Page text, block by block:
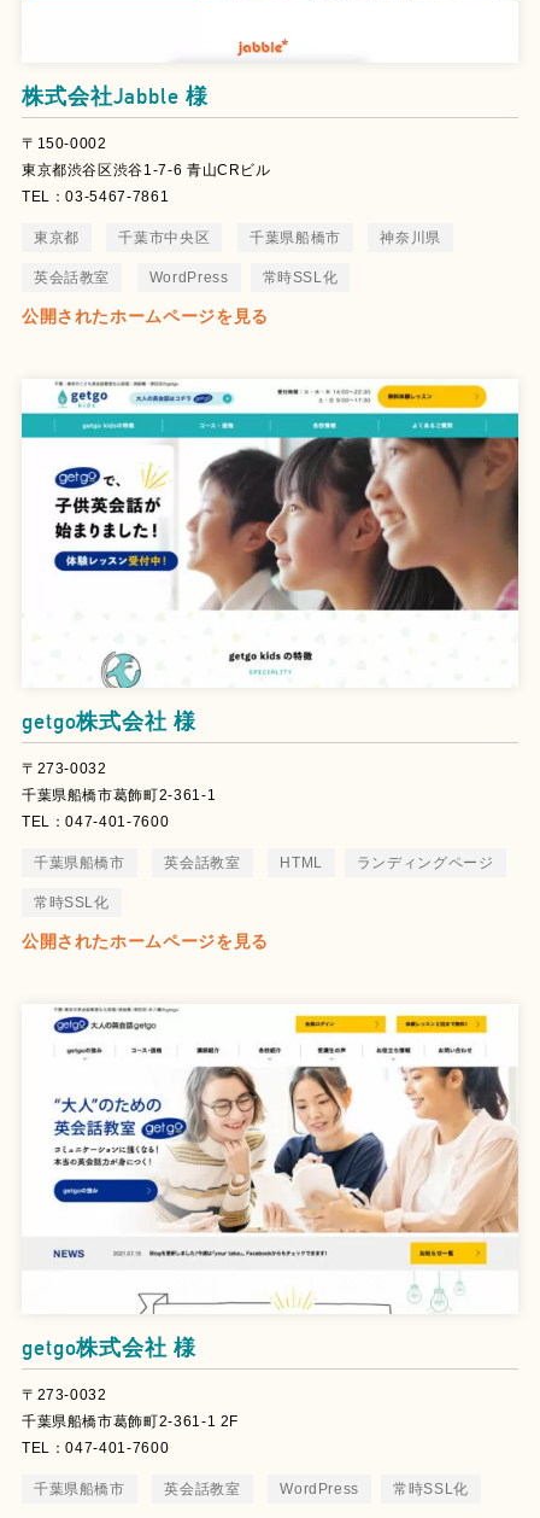
株式会社Jabble 様
〒150-0002
東京都渋谷区渋谷1-7-6 青山CRビル
TEL：03-5467-7861
東京都 千葉市中央区 千葉県船橋市 神奈川県
英会話教室 WordPress 常時SSL化
公開されたホームページを見る
getgo株式会社 様
〒273-0032
千葉県船橋市葛飾町2-361-1
TEL：047-401-7600
千葉県船橋市 英会話教室 HTML ランディングページ
常時SSL化
公開されたホームページを見る
getgo株式会社 様
〒273-0032
千葉県船橋市葛飾町2-361-1 2F
TEL：047-401-7600
千葉県船橋市 英会話教室 WordPress 常時SSL化